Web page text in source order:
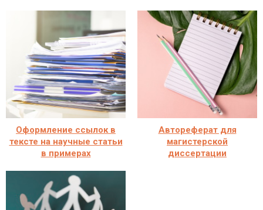
Оформление ссылок в
тексте на научные статьи
в примерах
Автореферат для
магистерской
диссертации